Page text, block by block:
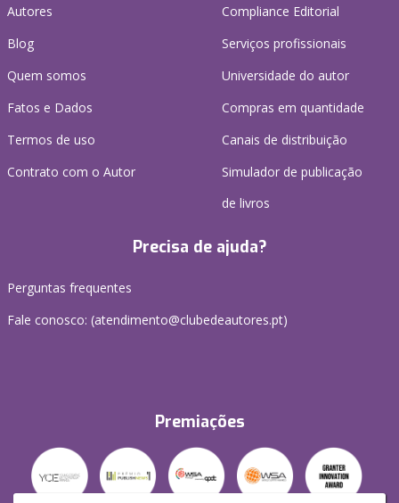
Autores
Blog
Quem somos
Fatos e Dados
Termos de uso
Contrato com o Autor
Compliance Editorial
Serviços profissionais
Universidade do autor
Compras em quantidade
Canais de distribuição
Simulador de publicação
de livros
Precisa de ajuda?
Perguntas frequentes
Fale conosco: (atendimento@clubedeautores.pt)
Premiações